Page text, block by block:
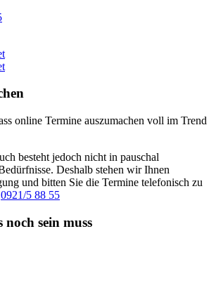
online Termine auszumachen voll im Trend
besteht jedoch nicht in pauschal
Deshalb stehen wir Ihnen
und bitten Sie die Termine telefonisch zu
0921/5 88 55
noch sein muss